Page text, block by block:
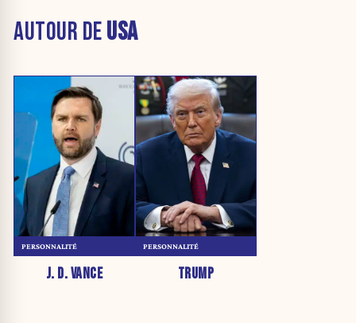
AUTOUR DEUSA
J. D. VANCE
PERSONNALITÉ
TRUMP
PERSONNALITÉ